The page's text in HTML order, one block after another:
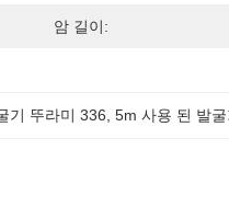
암 길이:
기 뚜라미 336 , 5m 사용 된 발굴